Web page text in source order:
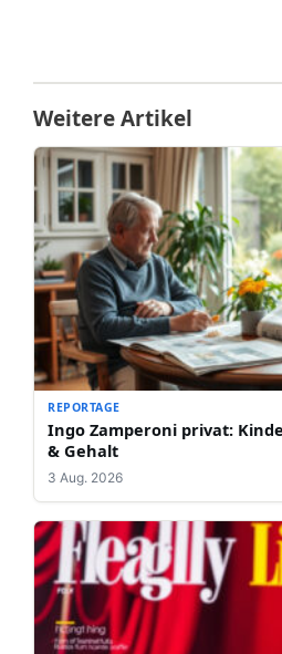
Weitere Artikel
REPORTAGE
Ingo Zamperoni privat:
& Gehalt
3 Aug. 2026